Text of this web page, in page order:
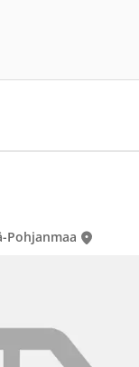
Pohjanmaa